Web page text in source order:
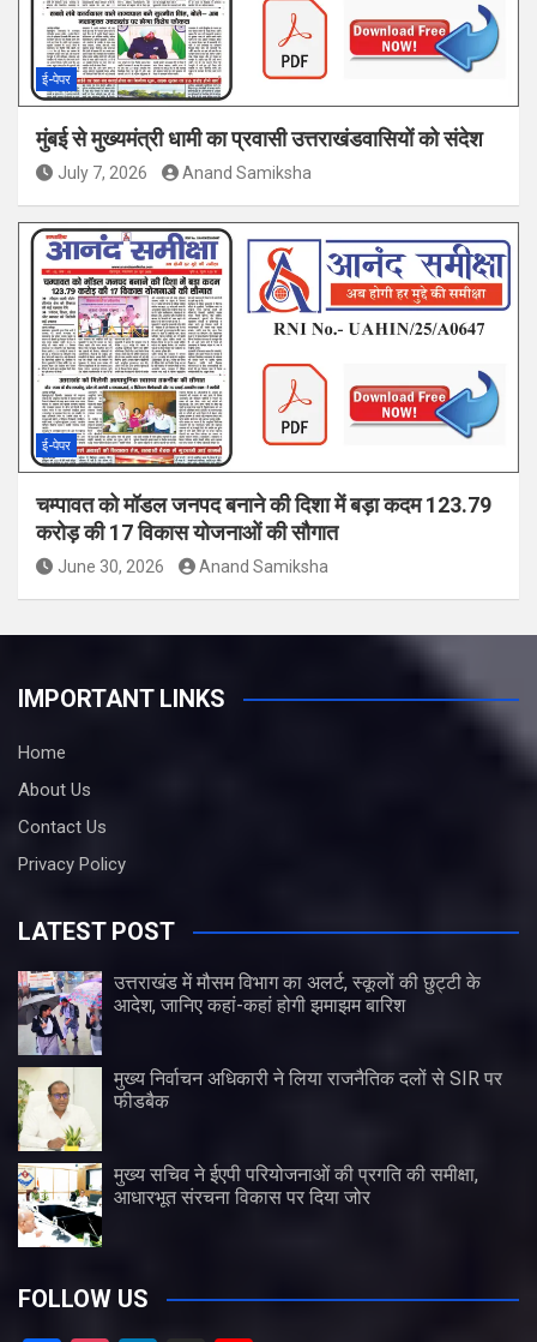
ई-पेपर
मुंबई से मुख्यमंत्री धामी का प्रवासी उत्तराखंडवासियों को संदेश
July 7, 2026 Anand Samiksha
ई-पेपर
चम्पावत को मॉडल जनपद बनाने की दिशा में बड़ा कदम 123.79
करोड़ की 17 विकास योजनाओं की सौगात
June 30, 2026 Anand Samiksha
IMPORTANT LINKS
Home
About Us
Contact Us
Privacy Policy
LATEST POST
उत्तराखंड में मौसम विभाग का अलर्ट, स्कूलों की छुट्टी के
आदेश, जानिए कहां-कहां होगी झमाझम बारिश
मुख्य निर्वाचन अधिकारी ने लिया राजनैतिक दलों से SIR पर
फीडबैक
मुख्य सचिव ने ईएपी परियोजनाओं की प्रगति की समीक्षा,
आधारभूत संरचना विकास पर दिया जोर
FOLLOW US